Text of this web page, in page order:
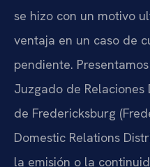
se hizo con un motivo
ventaja en un caso de
pendiente.
Juzgado de Relaciones
de Fredericksburg
Domestic Relations
la emisión o la